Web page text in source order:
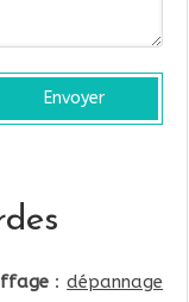
Envoyer
:dépannage